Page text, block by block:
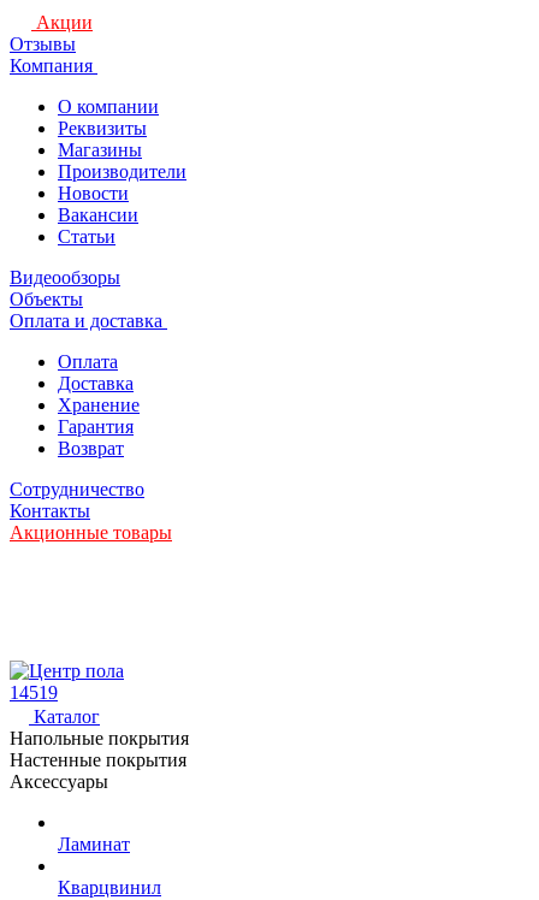
Акции
Отзывы
Компания
О компании
Реквизиты
Магазины
Производители
Новости
Вакансии
Статьи
Видеообзоры
Объекты
Оплата и доставка
Оплата
Доставка
Хранение
Гарантия
Возврат
Сотрудничество
Контакты
Акционные товары
14519
Каталог
Напольные покрытия
Настенные покрытия
Аксессуары
Ламинат
Кварцвинил